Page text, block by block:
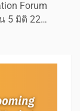
Forum
5 มิติ 22…